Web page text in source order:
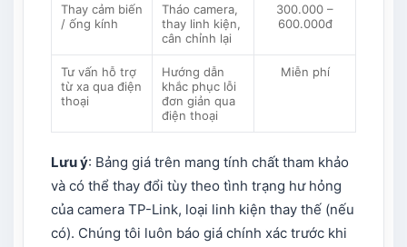
Thay cảm biến
/ ống kính
Tháo camera,
thay linh kiện,
cân chỉnh lại
300.000 –
600.000đ
Tư vấn hỗ trợ
từ xa qua điện
thoại
Hướng dẫn
khắc phục lỗi
đơn giản qua
điện thoại
Miễn phí
Lưu ý: Bảng giá trên mang tính chất tham khảo
và có thể thay đổi tùy theo tình trạng hư hỏng
của camera TP-Link, loại linh kiện thay thế (nếu
có). Chúng tôi luôn báo giá chính xác trước khi